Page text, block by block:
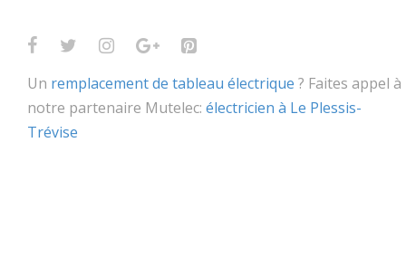
Un remplacement de tableau électrique ? Faites appel à
notre partenaire Mutelec: électricien à Le Plessis-
Trévise